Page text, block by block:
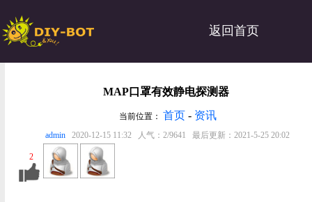
返回首页
MAP口罩有效静电探测器
当前位置： 首页- 资讯
admin 2020-12-15 11:32 人气：2/9641 最后更新：2021-5-25 20:02
2